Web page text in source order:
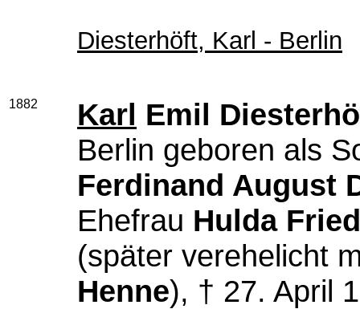
Diesterhöft, Karl - Berlin
1882 Karl Emil
Berlin geboren als
Ferdinand August
Ehefrau Hulda
(später verehelicht
Henne), † 27. April